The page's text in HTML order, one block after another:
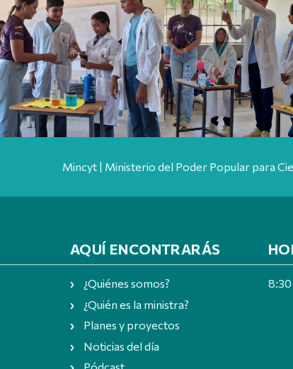
Mincyt | Ministerio del Poder Popular para
AQUÍ ENCONTRARÁS
¿Quiénes somos?
¿Quién es la ministra?
Planes y proyectos
Noticias del día
8:30